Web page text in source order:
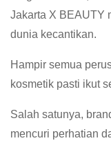
Jakarta X BEAUTY
dunia kecantikan.
Hampir semua
kosmetik pasti ikut
Salah satunya,
mencuri perhatian